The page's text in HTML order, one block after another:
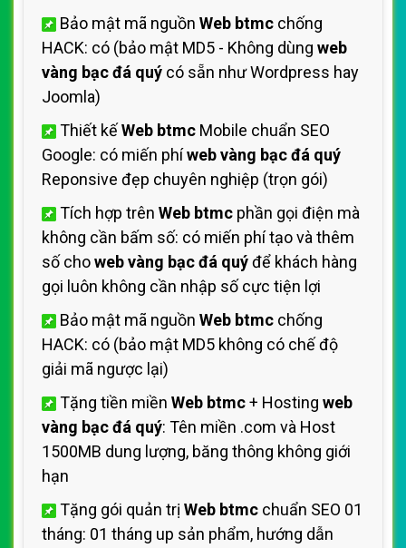
Bảo mật mã nguồn Web btmc chống
HACK: có (bảo mật MD5 - Không dùng web
vàng bạc đá quý có sẵn như Wordpress hay
Joomla)
Thiết kếWeb btmc Mobile chuẩn SEO
Google: có miến phíweb vàng bạc đá quý
Reponsive đẹp chuyên nghiệp (trọn gói)
Tích hợp trên Web btmc phần gọi điện mà
không cần bấm số: có miến phí tạo và thêm
số choweb vàng bạc đá quýđể khách hàng
gọi luôn không cần nhập số cực tiện lợi
Bảo mật mã nguồn Web btmc chống
HACK: có (bảo mật MD5 không có chế độ
giải mã ngược lại)
Tặng tiền miền Web btmc+ Hosting web
vàng bạc đá quý: Tên miền .com và Host
1500MB dung lượng, băng thông không giới
hạn
Tặng gói quản trị Web btmc chuẩn SEO 01
tháng: 01 tháng up sản phẩm, hướng dẫn